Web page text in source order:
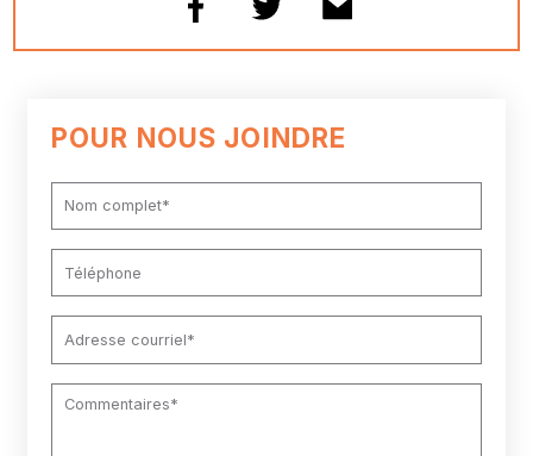
POUR NOUS JOINDRE